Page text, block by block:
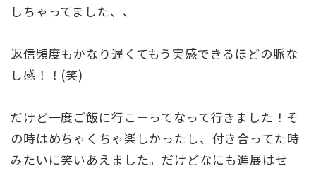
しちゃってました、、
返信頻度もかなり遅くてもう実感できるほどの脈な
し感！！(笑)
だけど一度ご飯に行こーってなって行きました！そ
の時はめちゃくちゃ楽しかったし、付き合ってた時
みたいに笑いあえました。だけどなにも進展はせ